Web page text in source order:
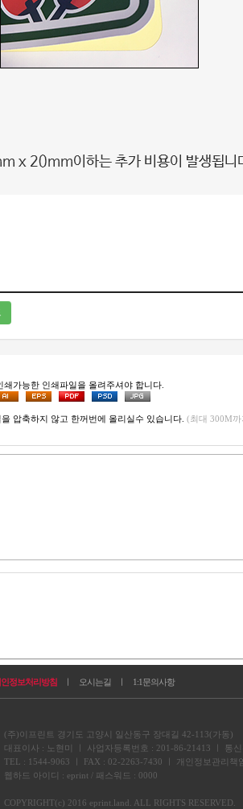
가능한 인쇄파일을 올려주셔야 합니다.
압축하지 않고 한꺼번에 올리실수 있습니다. (최대 300M까
정보처리방침 ㅣ 오시는길 ㅣ 1:1문의사항
(주)이프린트 경기도 고양시 일산동구 장대길 42-113(가동)
대표이사 : 노현미 ㅣ 사업자등록번호 : 201-86-21413 ㅣ 통
TEL : 1544-9063 ㅣ FAX : 02-2263-7430 ㅣ 개인정보관리책
웹하드 아이디 : eprint / 패스워드 : 0000
COPYRIGHT(c) 2016 eprint.land. ALL RIGHTS RESERVED.